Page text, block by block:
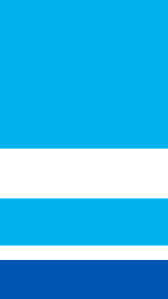
APEM och Alps